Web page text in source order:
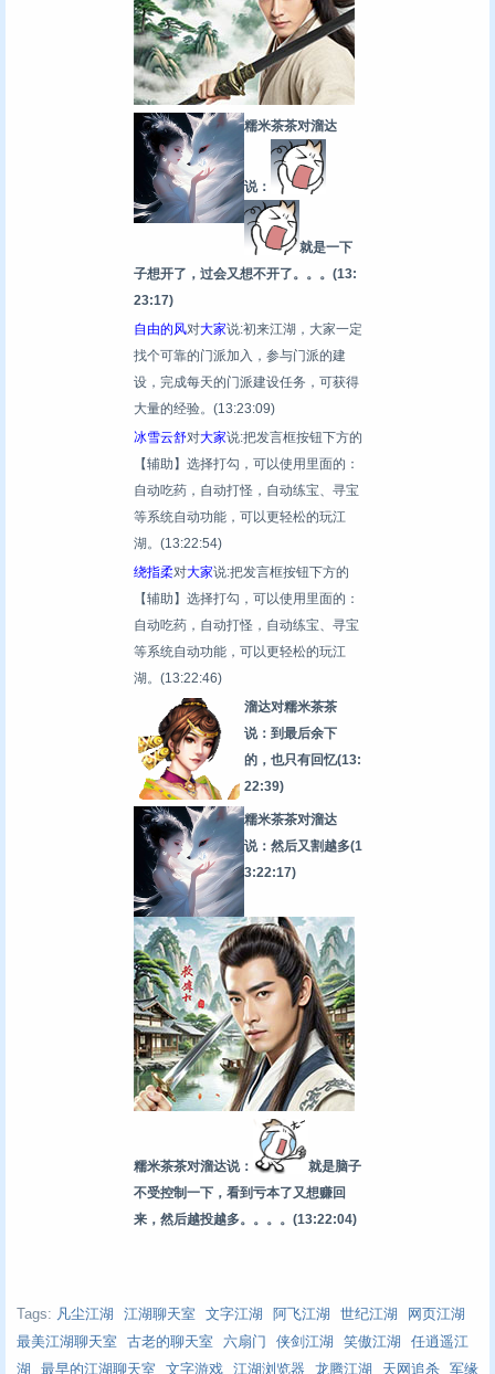
糯米茶茶对溜达
说：
就是一下
子想开了，过会又想不开了。。。 (13:
23:17)
自由的风对大家说:初来江湖，大家一定
找个可靠的门派加入，参与门派的建
设，完成每天的门派建设任务，可获得
大量的经验。 (13:23:09)
冰雪云舒对大家说:把发言框按钮下方的
【辅助】选择打勾，可以使用里面的：
自动吃药，自动打怪，自动练宝、寻宝
等系统自动功能，可以更轻松的玩江
湖。 (13:22:54)
绕指柔对大家说:把发言框按钮下方的
【辅助】选择打勾，可以使用里面的：
自动吃药，自动打怪，自动练宝、寻宝
等系统自动功能，可以更轻松的玩江
湖。 (13:22:46)
溜达对糯米茶茶
说：到最后余下
的，也只有回忆(13:
22:39)
糯米茶茶对溜达
说：然后又割越多(1
3:22:17)
糯米茶茶对溜达说：
就是脑子
不受控制一下，看到亏本了又想赚回
来，然后越投越多。。。。 (13:22:04)
Tags: 凡尘江湖 江湖聊天室 文字江湖 阿飞江湖 世纪江湖
网页江湖
最美江湖聊天室
古老的聊天室 六扇门 侠剑江湖 笑傲江湖
任逍遥江
湖
最早的江湖聊天室 文字游戏 江湖浏览器 龙腾江湖 天网追杀 军缘